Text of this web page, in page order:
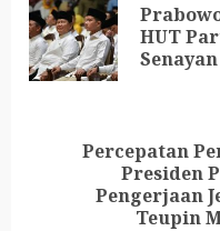
HUT
Senayan
Percepatan
Presiden
Pengerjaan
Teupin